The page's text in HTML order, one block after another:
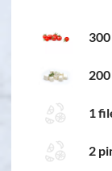
1
2